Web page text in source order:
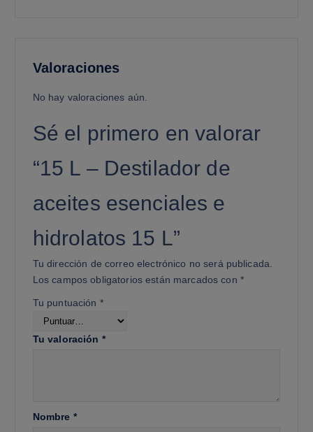
Valoraciones
No hay valoraciones aún.
Sé el primero en valorar
“15 L – Destilador de
aceites esenciales e
hidrolatos 15 L”
Tu dirección de correo electrónico no será publicada.
Los campos obligatorios están marcados con *
Tu puntuación *
Tu valoración *
Nombre *